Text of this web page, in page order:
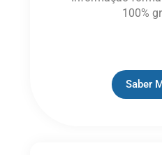
100%
Saber